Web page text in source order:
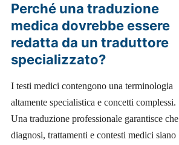
Perché una traduzione
medica dovrebbe essere
redatta da un traduttore
specializzato?
I testi medici contengono una terminologia
altamente specialistica e concetti complessi.
Una traduzione professionale garantisce che
diagnosi, trattamenti e contesti medici siano